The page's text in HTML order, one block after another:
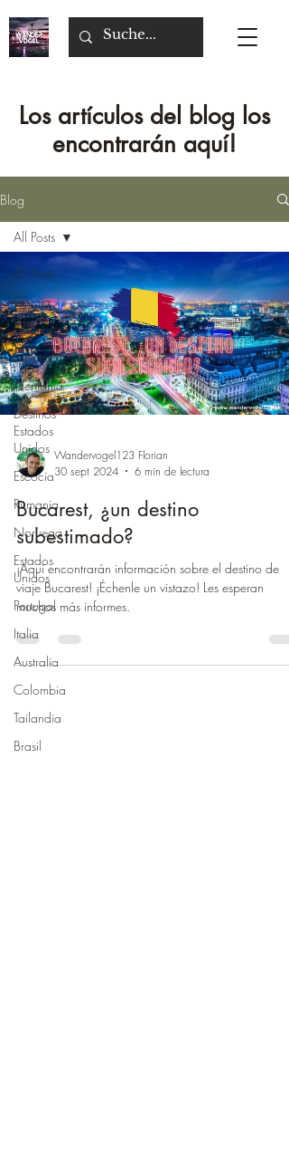
Los artículos del blog los
encontrarán aquí!
Blog
All Posts
Grecia
Bélgica
Espana
Alemania
Destinos
Estados
Unidos
Escocia
Rumania
Noruega
Estados
Unidos
Portugal
Italia
Australia
Colombia
Tailandia
Brasil
All Posts
Wandervogel123 Florian
30 sept 2024
6 min de lectura
Bucarest, ¿un destino
subestimado?
¡Aquí encontrarán información sobre el destino de
viaje Bucarest! ¡Échenle un vistazo! Les esperan
muchos más informes.